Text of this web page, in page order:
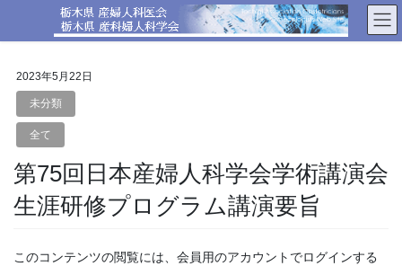
テ
ゲ
2023年5月22日
未分類
全て
第75回日本産婦人科学会学術講演会
生涯研修プログラム講演要旨
このコンテンツの閲覧には、会員用のアカウントでログインする